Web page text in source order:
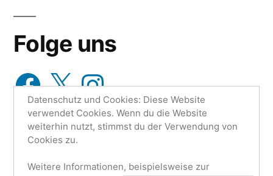
Folge uns
Facebook
X Instagram
Research Unit One | Ruo.de,Mit Stolz präsentiert von
Datenschutz und Cookies: Diese Website
verwendet Cookies. Wenn du die Website
weiterhin nutzt, stimmst du der Verwendung von
Cookies zu.
Weitere Informationen, beispielsweise zur